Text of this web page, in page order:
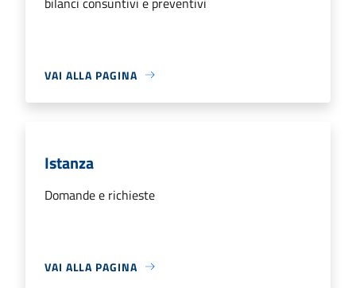
VAI ALLA PAGINA
Istanza
Domande e richieste
VAI ALLA PAGINA